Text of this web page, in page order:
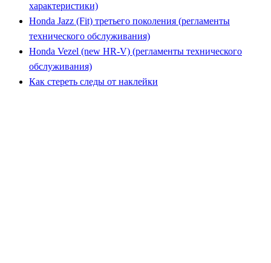
характеристики)
Honda Jazz (Fit) третьего поколения (регламенты
технического обслуживания)
Honda Vezel (new HR-V) (регламенты технического
обслуживания)
Как стереть следы от наклейки